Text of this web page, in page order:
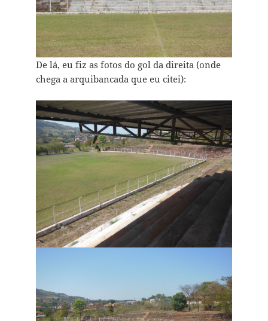
De lá, eu fiz as fotos do gol da direita (onde
chega a arquibancada que eu citei):